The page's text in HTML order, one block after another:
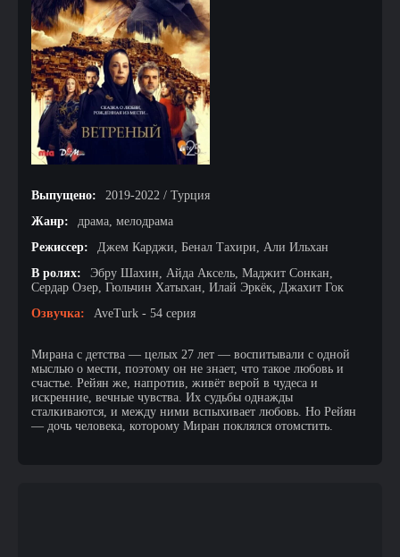
Выпущено:
2019-2022 / Турция
Жанр:
драма, мелодрама
Режиссер:
Джем Карджи, Бенал Тахири, Али Ильхан
В ролях:
Эбру Шахин, Айда Аксель, Маджит Сонкан,
Сердар Озер, Гюльчин Хатыхан, Илай Эркёк, Джахит Гок
Озвучка:
AveTurk - 54 серия
Мирана с детства — целых 27 лет — воспитывали с одной
мыслью о мести, поэтому он не знает, что такое любовь и
счастье. Рейян же, напротив, живёт верой в чудеса и
искренние, вечные чувства. Их судьбы однажды
сталкиваются, и между ними вспыхивает любовь. Но Рейян
— дочь человека, которому Миран поклялся отомстить.